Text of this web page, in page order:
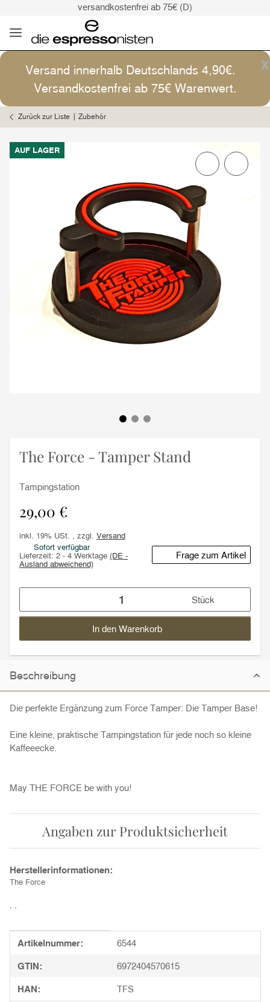
versandkostenfrei ab 75€ (D)
Versand: 4,90€ (D)
versandkostenfrei ab 75€ (D)
Kaffee ist Kunst
x
Versand innerhalb Deutschlands 4,90€.
Versandkostenfrei ab 75€ Warenwert.
Zurück zur Liste Zubehör
AUF LAGER
The Force - Tamper Stand
Tampingstation
29,00 €
inkl. 19% USt. , zzgl. Versand
Sofort verfügbar
Lieferzeit: 2 - 4 Werktage (DE -
Ausland abweichend)
Frage zum Artikel
Stück
In den Warenkorb
Beschreibung
Die perfekte Ergänzung zum Force Tamper: Die Tamper Base!
Eine kleine, praktische Tampingstation für jede noch so kleine
Kaffeeecke.
May THE FORCE be with you!
Angaben zur Produktsicherheit
Herstellerinformationen:
The Force
, ,
Produkteigenschaft
Wert
Artikelnummer: 6544
GTIN: 6972404570615
HAN: TFS